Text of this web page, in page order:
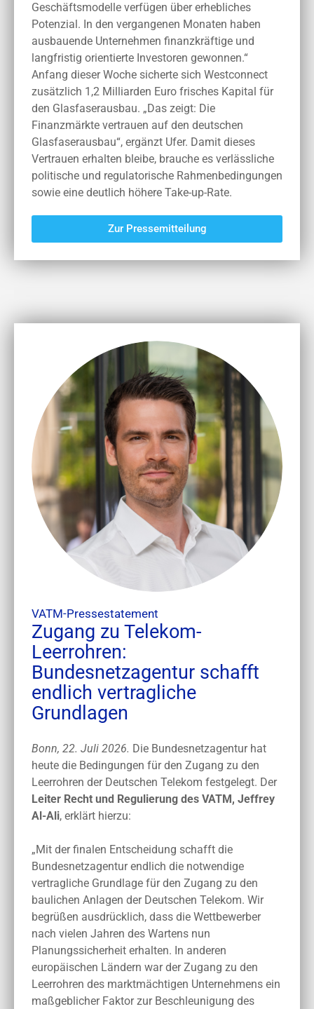
Geschäftsmodelle verfügen über erhebliches
Potenzial. In den vergangenen Monaten haben
ausbauende Unternehmen finanzkräftige und
langfristig orientierte Investoren gewonnen.“
Anfang dieser Woche sicherte sich Westconnect
zusätzlich 1,2 Milliarden Euro frisches Kapital für
den Glasfaserausbau. „Das zeigt: Die
Finanzmärkte vertrauen auf den deutschen
Glasfaserausbau“, ergänzt Ufer. Damit dieses
Vertrauen erhalten bleibe, brauche es verlässliche
politische und regulatorische Rahmenbedingungen
sowie eine deutlich höhere Take-up-Rate.
Zur Pressemitteilung
VATM-Pressestatement
Zugang zu Telekom-
Leerrohren:
Bundesnetzagentur schafft
endlich vertragliche
Grundlagen
Bonn, 22. Juli 2026. Die Bundesnetzagentur hat
heute die Bedingungen für den Zugang zu den
Leerrohren der Deutschen Telekom festgelegt. Der
Leiter Recht und Regulierung des VATM, Jeffrey
Al-Ali, erklärt hierzu:
„Mit der finalen Entscheidung schafft die
Bundesnetzagentur endlich die notwendige
vertragliche Grundlage für den Zugang zu den
baulichen Anlagen der Deutschen Telekom. Wir
begrüßen ausdrücklich, dass die Wettbewerber
nach vielen Jahren des Wartens nun
Planungssicherheit erhalten. In anderen
europäischen Ländern war der Zugang zu den
Leerrohren des marktmächtigen Unternehmens ein
maßgeblicher Faktor zur Beschleunigung des